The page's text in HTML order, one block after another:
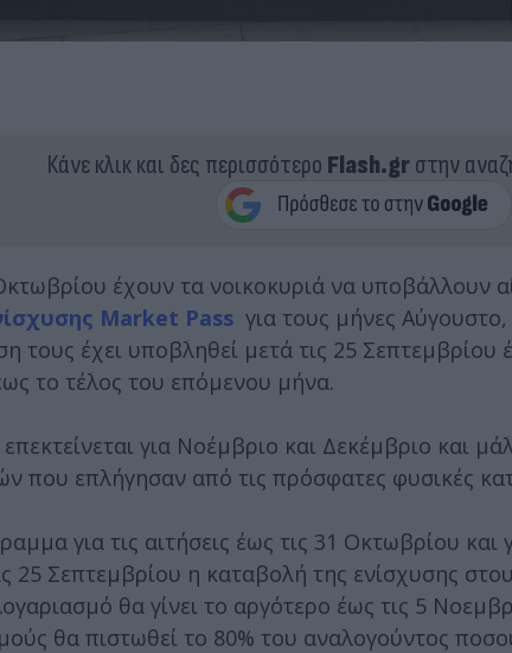
Κάνε κλικ και δες περισσότερο Flash.grστην
έχουν τα νοικοκυριά να υποβάλλουν
Market Pass για τους μήνες
τους έχει υποβληθεί μετά τις 25
το τέλος του επόμενου μήνα.
για Νοέμβριο και Δεκέμβριο και
που επλήγησαν από τις πρόσφατες φυσικές
για τις αιτήσεις έως τις 31 Οκτωβρίου και
25 Σεπτεμβρίου η καταβολή της ενίσχυσης
θα γίνει το αργότερο έως τις 5
θα πιστωθεί το 80% του αναλογούντος